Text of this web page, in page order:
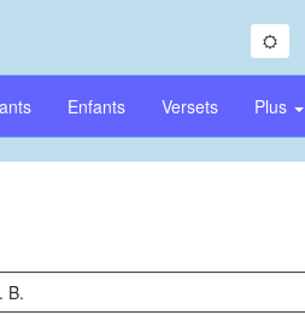
Enfants Versets Plus